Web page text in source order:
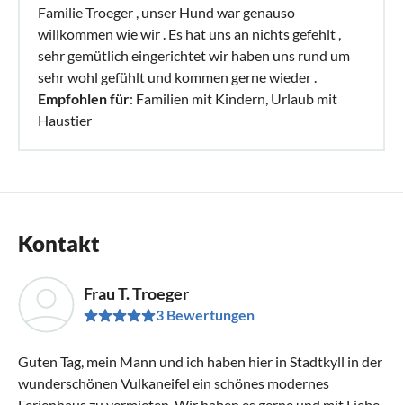
Familie Troeger , unser Hund war genauso
willkommen wie wir . Es hat uns an nichts gefehlt ,
sehr gemütlich eingerichtet wir haben uns rund um
sehr wohl gefühlt und kommen gerne wieder .
Empfohlen für: Familien mit Kindern, Urlaub mit
Haustier
Kontakt
Frau T. Troeger
3 Bewertungen
Guten Tag, mein Mann und ich haben hier in Stadtkyll in der
wunderschönen Vulkaneifel ein schönes modernes